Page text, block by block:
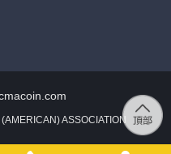
ASSOCIATION